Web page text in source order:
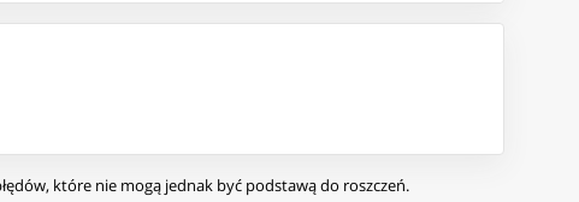
które nie mogą jednak być podstawą do roszczeń.